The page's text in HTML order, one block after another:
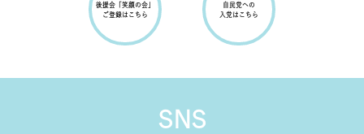
後援会 「笑顔の会」
ご登録はこちら
自民党への
入党はこちら
SNS